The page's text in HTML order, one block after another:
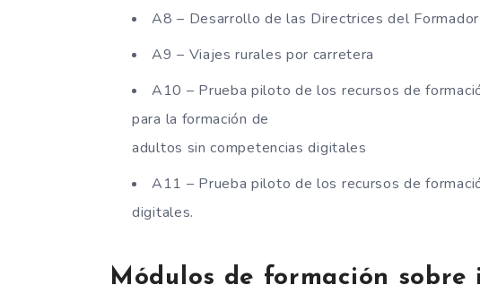
A8 – Desarrollo de las Directrices del
A9 – Viajes rurales por carretera
A10 – Prueba piloto de los recursos de
para la formación de
adultos sin competencias digitales
A11 – Prueba piloto de los recursos de
digitales.
Módulos de formación sobre